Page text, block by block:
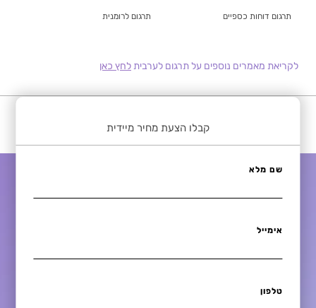
תרגום דוחות כספיים תרגום לרומנית
לקריאת מאמרים נוספים על תרגום לערביתלחץ כאן
קבלו הצעת מחיר מיידית
שם מלא
אימייל
טלפון